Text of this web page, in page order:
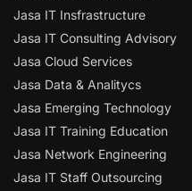
Jasa IT Insfrastructure
Jasa IT Consulting Advisory
Jasa Cloud Services
Jasa Data & Analitycs
Jasa Emerging Technology
Jasa IT Training Education
Jasa Network Engineering
Jasa IT Staff Outsourcing